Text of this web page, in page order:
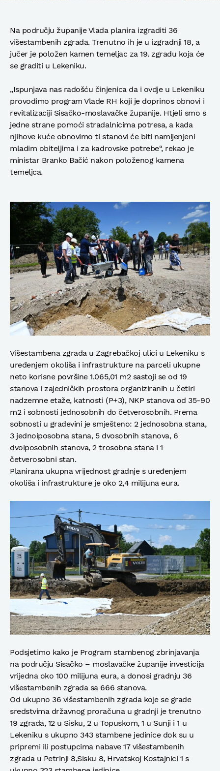
Na području županije Vlada planira izgraditi 36
višestambenih zgrada. Trenutno ih je u izgradnji 18, a
jučer je položen kamen temeljac za 19. zgradu koja će
se graditi u Lekeniku.
„Ispunjava nas radošću činjenica da i ovdje u Lekeniku
provodimo program Vlade RH koji je doprinos obnovi i
revitalizaciji Sisačko-moslavačke županije. Htjeli smo s
jedne strane pomoći stradalnicima potresa, a kada
njihove kuće obnovimo ti stanovi će biti namijenjeni
mladim obiteljima i za kadrovske potrebe“, rekao je
ministar Branko Bačić nakon položenog kamena
temeljca.
Višestambena zgrada u Zagrebačkoj ulici u Lekeniku s
uređenjem okoliša i infrastrukture na parceli ukupne
neto korisne površine 1.065,01 m2 sastoji se od 19
stanova i zajedničkih prostora organiziranih u četiri
nadzemne etaže, katnosti (P+3), NKP stanova od 35-90
m2 i sobnosti jednosobnih do četverosobnih. Prema
sobnosti u građevini je smješteno: 2 jednosobna stana,
3 jednoiposobna stana, 5 dvosobnih stanova, 6
dvoiposobnih stanova, 2 trosobna stana i 1
četverosobni stan.
Planirana ukupna vrijednost gradnje s uređenjem
okoliša i infrastrukture je oko 2,4 milijuna eura.
Podsjetimo kako je Program stambenog zbrinjavanja
na području Sisačko – moslavačke županije investicija
vrijedna oko 100 milijuna eura, a donosi gradnju 36
višestambenih zgrada sa 666 stanova.
Od ukupno 36 višestambenih zgrada koje se grade
sredstvima državnog proračuna u gradnji je trenutno
19 zgrada, 12 u Sisku, 2 u Topuskom, 1 u Sunji i 1 u
Lekeniku s ukupno 343 stambene jedinice dok su u
pripremi ili postupcima nabave 17 višestambenih
zgrada u Petrinji 8,Sisku 8, Hrvatskoj Kostajnici 1 s